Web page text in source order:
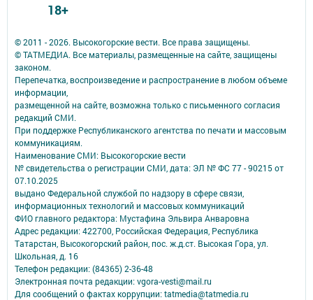
© 2011 - 2026. Высокогорские вести. Все права защищены.
© ТАТМЕДИА. Все материалы, размещенные на сайте, защищены
законом.
Перепечатка, воспроизведение и распространение в любом объеме
информации,
размещенной на сайте, возможна только с письменного согласия
редакций СМИ.
При поддержке Республиканского агентства по печати и массовым
коммуникациям.
Наименование СМИ: Высокогорские вести
№ свидетельства о регистрации СМИ, дата: ЭЛ № ФС 77 - 90215 от
07.10.2025
выдано Федеральной службой по надзору в сфере связи,
информационных технологий и массовых коммуникаций
ФИО главного редактора: Мустафина Эльвира Анваровна
Адрес редакции: 422700, Российская Федерация, Республика
Татарстан, Высокогорский район, пос. ж.д.ст. Высокая Гора, ул.
Школьная, д. 16
Телефон редакции: (84365) 2-36-48
Электронная почта редакции: vgora-vesti@mail.ru
Для сообщений о фактах коррупции: tatmedia@tatmedia.ru
18+